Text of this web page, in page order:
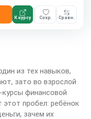
К курсу Сохр. Сравн.
из тех навыков,
зато во взрослой
финансовой
пробел: ребёнок
зачем их